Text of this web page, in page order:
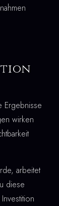
Ergebnisse
wirken
arbeitet
diese